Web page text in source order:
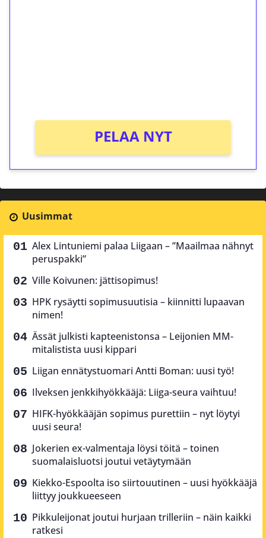
PELAA NYT
Uusimmat
Alex Lintuniemi palaa Liigaan – ”Maailmaa nähnyt
peruspakki”
Ville Koivunen: jättisopimus!
HPK rysäytti sopimusuutisia – kiinnitti lupaavan
nimen!
Ässät julkisti kapteenistonsa – Leijonien MM-
mitalistista uusi kippari
Liigan ennätystuomari Antti Boman: uusi työ!
Ilveksen jenkkihyökkääjä: Liiga-seura vaihtuu!
HIFK-hyökkääjän sopimus purettiin – nyt löytyi
uusi seura!
Jokerien ex-valmentaja löysi töitä – toinen
suomalaisluotsi joutui vetäytymään
Kiekko-Espoolta iso siirtouutinen – uusi hyökkääjä
liittyy joukkueeseen
Pikkuleijonat joutui hurjaan trilleriin – näin kaikki
ratkesi